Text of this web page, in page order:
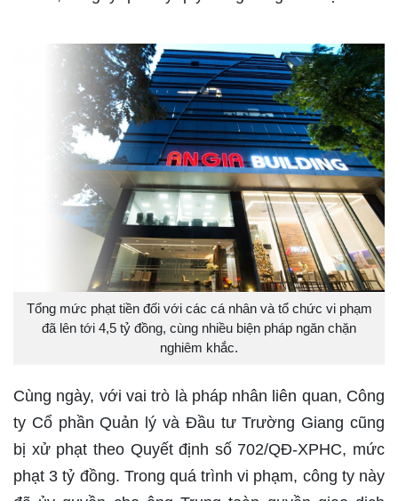
Tổng mức phạt tiền đối với các cá nhân và tổ chức vi phạm
đã lên tới 4,5 tỷ đồng, cùng nhiều biện pháp ngăn chặn
nghiêm khắc.
Cùng ngày, với vai trò là pháp nhân liên quan, Công
ty Cổ phần Quản lý và Đầu tư Trường Giang cũng
bị xử phạt theo Quyết định số 702/QĐ-XPHC, mức
phạt 3 tỷ đồng. Trong quá trình vi phạm, công ty này